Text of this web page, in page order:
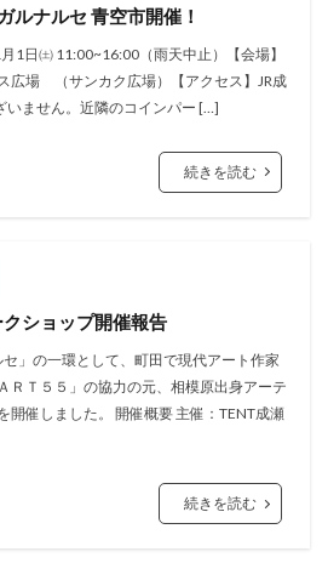
ルナルセ 青空市開催！
日㈯ 11:00~16:00（雨天中止）【会場】
広場 （サンカク広場）【アクセス】JR成
ません。近隣のコインパー […]
続きを読む
クショップ開催報告
」の一環として、町田で現代アート作家
ＲＴ５５」の協力の元、相模原出身アーテ
開催しました。 開催概要 主催：TENT成瀬
続きを読む